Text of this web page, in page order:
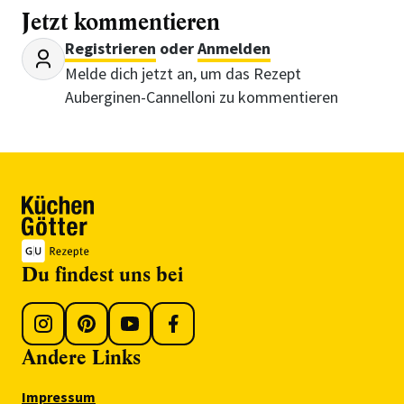
Jetzt kommentieren
Registrieren oderAnmelden
Melde dich jetzt an, um das Rezept
Auberginen-Cannelloni zu kommentieren
Du findest uns bei
Andere Links
Impressum